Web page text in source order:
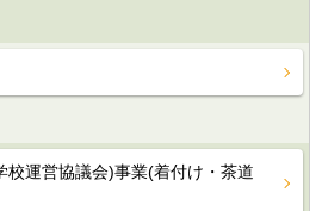
校運営協議会)事業(着付け・茶道